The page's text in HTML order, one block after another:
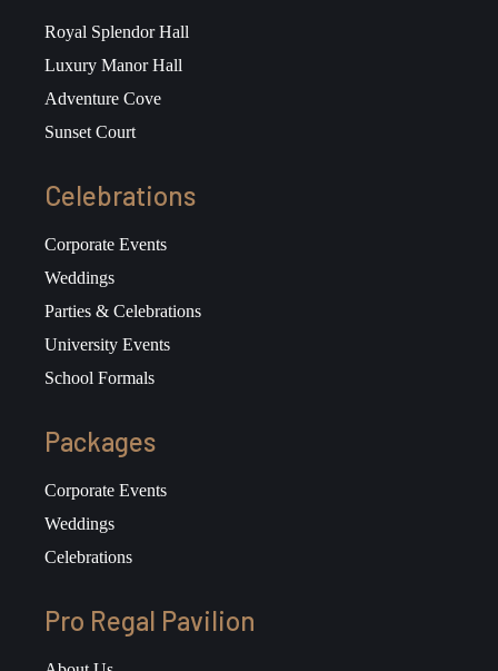
Royal Splendor Hall
Luxury Manor Hall
Adventure Cove
Sunset Court
Celebrations
Corporate Events
Weddings
Parties & Celebrations
University Events
School Formals
Packages
Corporate Events
Weddings
Celebrations
Pro Regal Pavilion